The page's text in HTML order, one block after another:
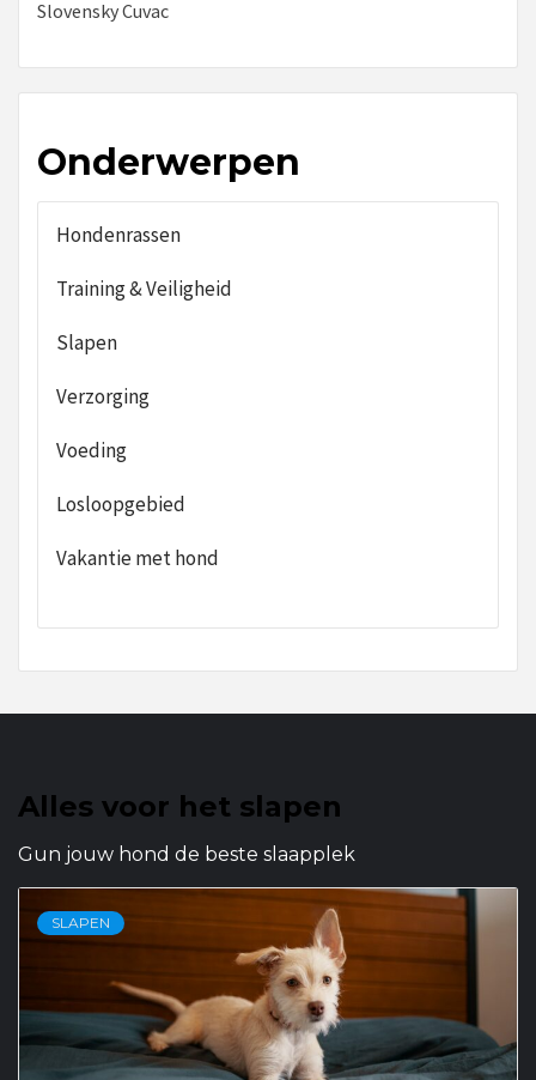
Slovensky Cuvac
Onderwerpen
Hondenrassen
Training & Veiligheid
Slapen
Verzorging
Voeding
Losloopgebied
Vakantie met hond
Alles voor het slapen
Gun jouw hond de beste slaapplek
SLAPEN